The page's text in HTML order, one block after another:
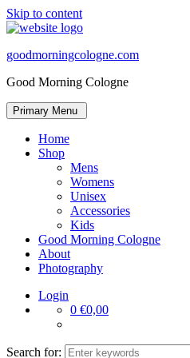
Skip to content
goodmorningcologne.com
Good Morning Cologne
Primary Menu
Home
Shop
Mens
Womens
Unisex
Accessories
Kids
Good Morning Cologne
About
Photography
Login
0 €0,00
Search for: